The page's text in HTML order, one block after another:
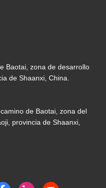
Baotai, zona de desarrollo
de Shaanxi, China.
de Baotai, zona del
provincia de Shaanxi,